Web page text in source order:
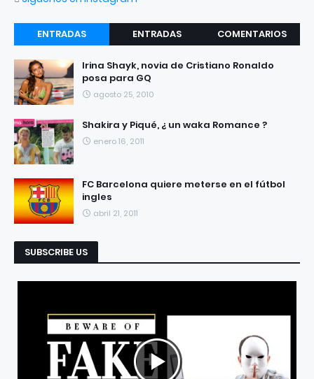
ENTRADAS
RECIENTES
ENTRADAS
COMENTARIOS
Irina Shayk, novia de Cristiano Ronaldo
posa para GQ
agosto 25, 2010
Shakira y Piqué, ¿ un waka Romance ?
enero 16, 2011
FC Barcelona quiere meterse en el fútbol
ingles
abril 21, 2011
SUBSCRIBE US